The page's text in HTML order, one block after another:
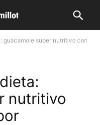
guacamole super nutritivo con
nutritivo